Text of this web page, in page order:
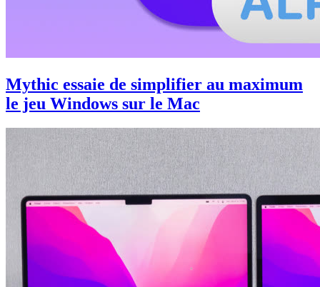
Mythic essaie de simplifier au maximum
le jeu Windows sur le Mac